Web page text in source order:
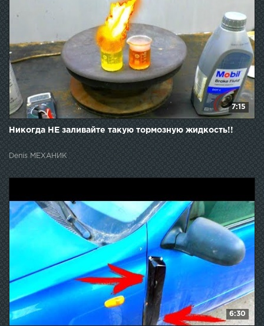
7:15
Никогда НЕ заливайте такую тормозную жидкость!!
Denis МЕХАНИК
6:30